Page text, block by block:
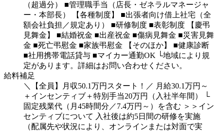
（超過分）
■管理職手当（店長・ゼネラルマネージャ
ー・本部長）
【各種制度】
■出張者向け借上社宅（全
額会社負担／規定あり）
■研修制度 ■表彰制度
【慶弔
見舞金】
■結婚祝金 ■出産祝金 ■傷病見舞金 ■災害見舞
金 ■死亡弔慰金 ■家族弔慰金 【そのほか】
■健康診断
■社用携帯電話貸与 ■マイカー通勤OK └地域により規
定があります。詳細はお問い合わせください。
給料補足
＼【全員】月収50.1万円スタート！／ 月給30.1万円～
＋インセンティブ＋特別手当20万円（入社半年間）
└
固定残業代（月45時間分／7.4万円～）を含む ＞＞イン
センティブについて 入社後は約5日間の研修を実施
（配属先や状況により、オンラインまたは対面で実